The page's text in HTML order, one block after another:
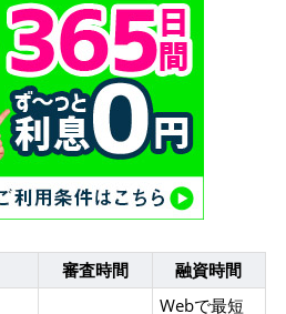
審査時間 融資時間
Webで最短